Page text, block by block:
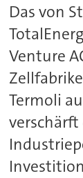
Das von
Venture
Termoli